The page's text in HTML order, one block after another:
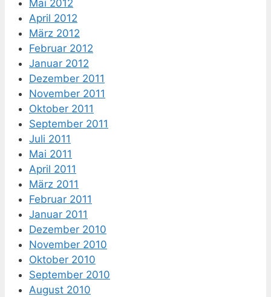
Mai 2012
April 2012
März 2012
Februar 2012
Januar 2012
Dezember 2011
November 2011
Oktober 2011
September 2011
Juli 2011
Mai 2011
April 2011
März 2011
Februar 2011
Januar 2011
Dezember 2010
November 2010
Oktober 2010
September 2010
August 2010